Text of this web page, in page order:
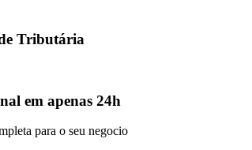
Tributária
em apenas 24h
para o seu negocio